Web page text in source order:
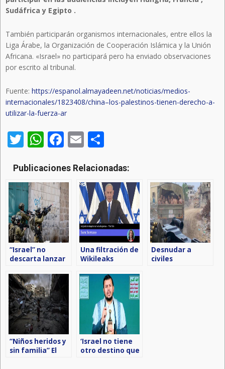
Sudáfrica y Egipto .
También participarán organismos internacionales, entre ellos la
Liga Árabe, la Organización de Cooperación Islámica y la Unión
Africana. «Israel» no participará pero ha enviado observaciones
por escrito al tribunal.
Fuente: https://espanol.almayadeen.net/noticias/medios-
internacionales/1823408/china–los-palestinos-tienen-derecho-a-
utilizar-la-fuerza-ar
Twitter
WhatsApp
Facebook
Email
Publicaciones Relacionadas:
“Israel” no
descarta lanzar
la Autoridad
Palestina
Una filtración de
Wikileaks
de limpieza
étnica de Israel
Desnudar a
civiles
“Niños heridos y
sin familia” El
‘Israel no tiene
otro destino que